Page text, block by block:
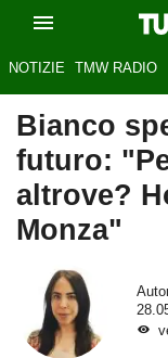
NOTIZIE TMW RADIO
Bianco
futuro:
altrove?
Monza"